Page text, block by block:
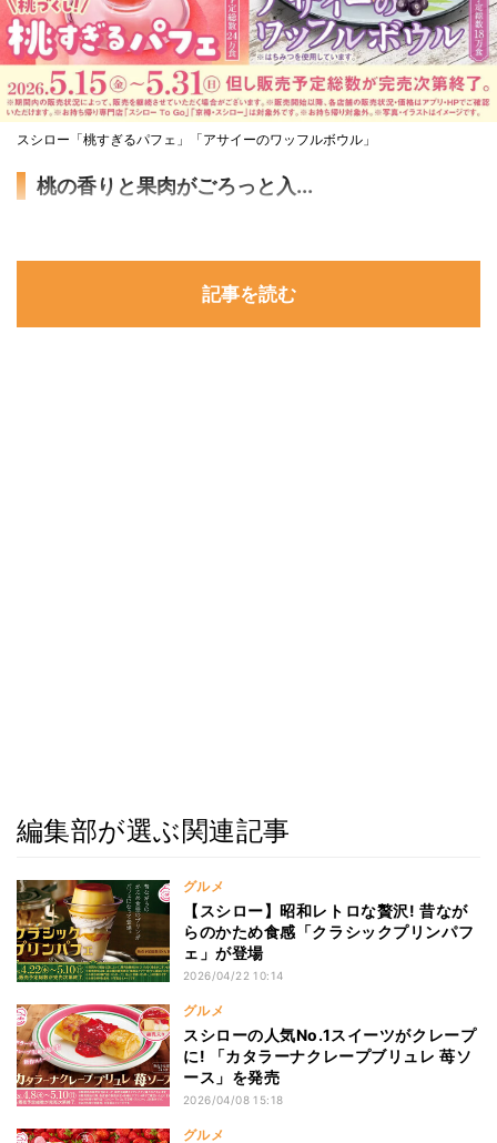
スシロー「桃すぎるパフェ」「アサイーのワッフルボウル」
桃の香りと果肉がごろっと入...
記事を読む
編集部が選ぶ関連記事
グルメ
【スシロー】昭和レトロな贅沢! 昔なが
らのかため食感「クラシックプリンパフ
ェ」が登場
2026/04/22 10:14
グルメ
スシローの人気No.1スイーツがクレープ
に! 「カタラーナクレープブリュレ 苺ソ
ース」を発売
2026/04/08 15:18
グルメ